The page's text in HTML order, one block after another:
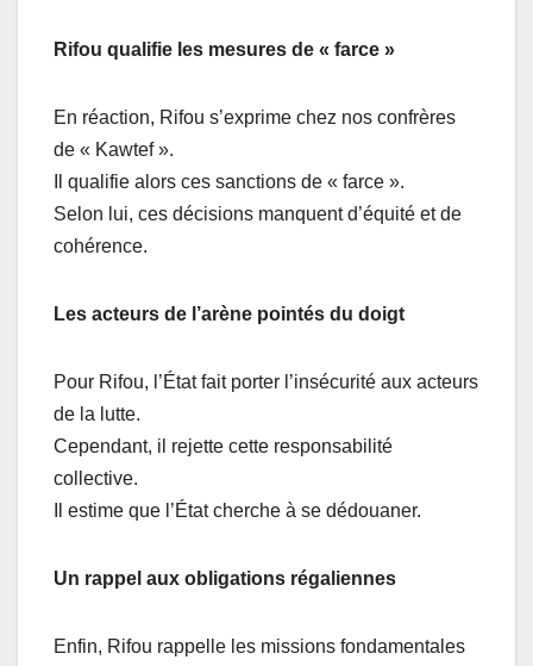
Rifou qualifie les mesures de « farce »
En réaction, Rifou s’exprime chez nos confrères
de « Kawtef ».
Il qualifie alors ces sanctions de « farce ».
Selon lui, ces décisions manquent d’équité et de
cohérence.
Les acteurs de l’arène pointés du doigt
Pour Rifou, l’État fait porter l’insécurité aux acteurs
de la lutte.
Cependant, il rejette cette responsabilité
collective.
Il estime que l’État cherche à se dédouaner.
Un rappel aux obligations régaliennes
Enfin, Rifou rappelle les missions fondamentales